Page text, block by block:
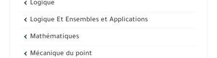
Logique
Logique Et Ensembles et Applications
Mathématiques
Mécanique du point